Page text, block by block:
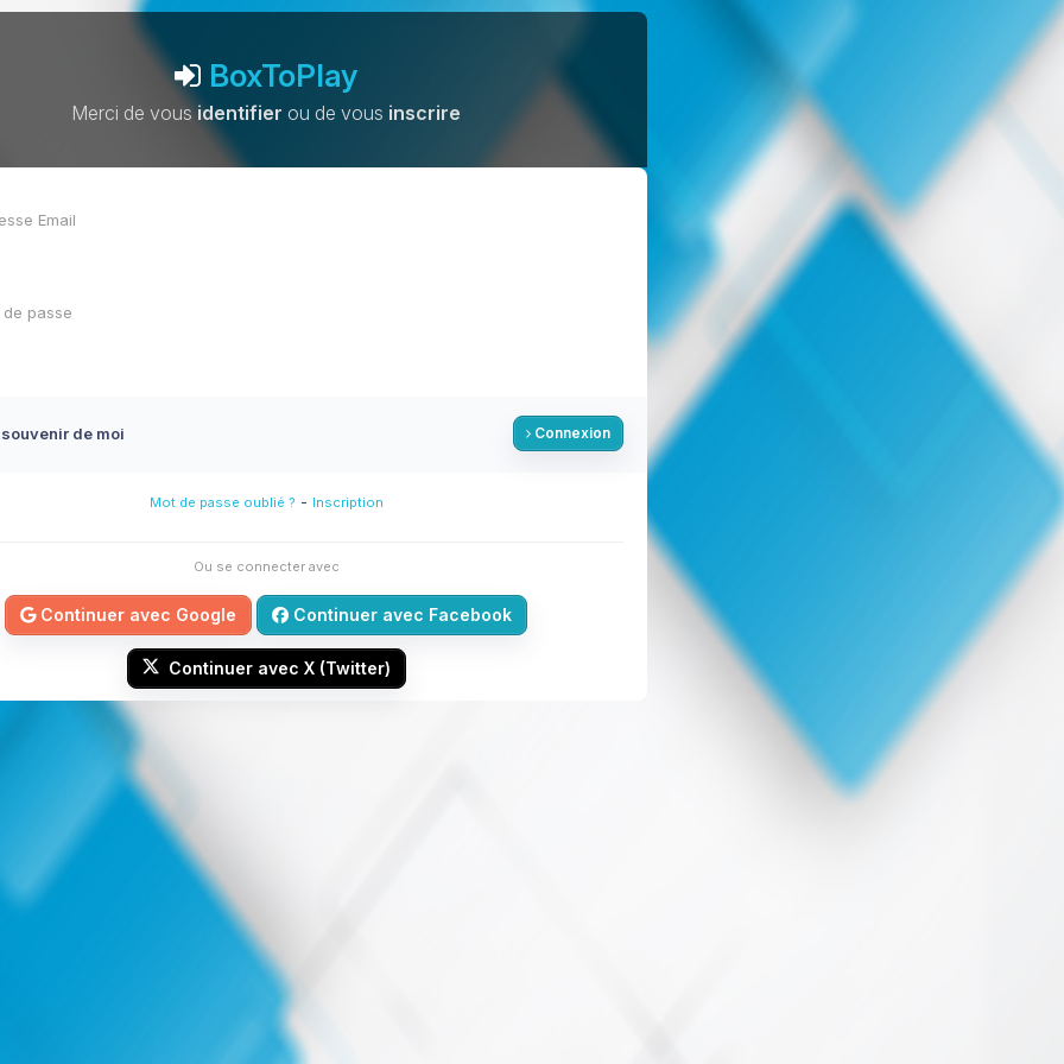
BoxToPlay
Merci de vousidentifier ou de vous inscrire
de moi Connexion
Mot de passe oublié ? - Inscription
Ou se connecter avec
Continuer avec Google Continuer avec Facebook
Continuer avec X (Twitter)